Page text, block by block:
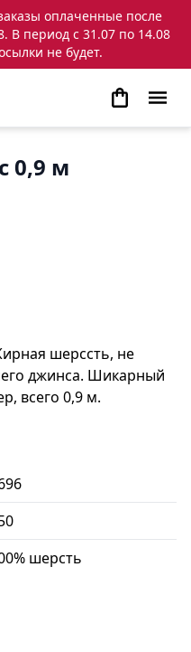
оплаченные после
В период с 31.07 по 14.08
не будет.
0,9 м
шерссть, не
джинса. Шикарный
всего 0,9 м.
шерсть